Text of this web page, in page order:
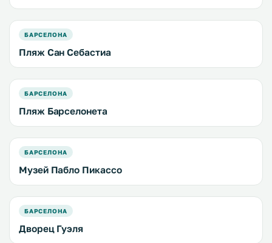
БАРСЕЛОНА
Пляж Сан Себастиа
БАРСЕЛОНА
Пляж Барселонета
БАРСЕЛОНА
Музей Пабло Пикассо
БАРСЕЛОНА
Дворец Гуэля